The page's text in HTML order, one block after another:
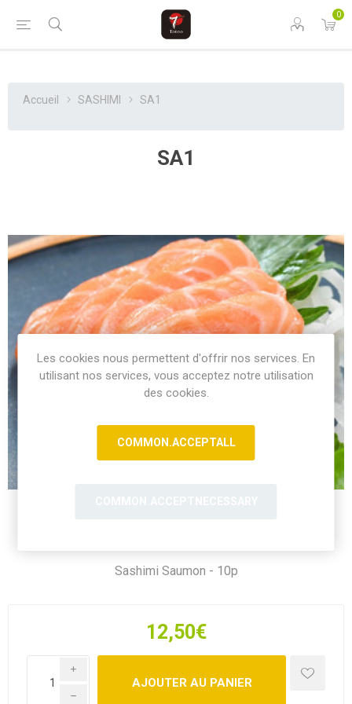
0
Accueil SASHIMI SA1
SA1
Sashimi Saumon - 10p
12,50€
i
h
Les cookies nous permettent d'offrir nos services. En
utilisant nos services, vous acceptez notre utilisation
des cookies.
COMMON.ACCEPTALL